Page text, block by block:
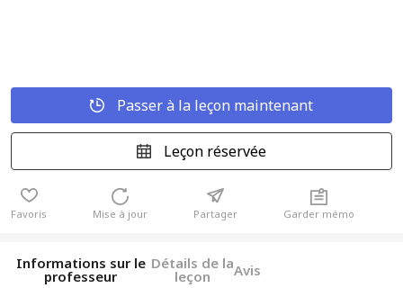
Passer à la leçon maintenant
Leçon réservée
Favoris Mise à jour Partager Garder mémo
Informations sur le
professeur
Détails de la
leçon Avis